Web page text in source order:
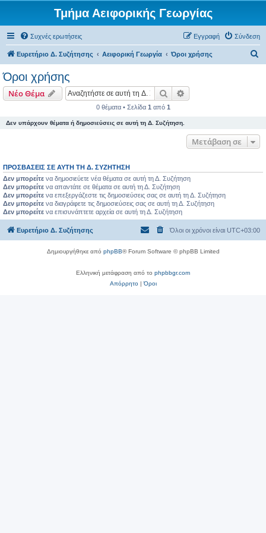
Τμήμα Αειφορικής Γεωργίας
Συχνές ερωτήσεις Σύνδεση
Εγγραφή
Ευρετήριο Δ. Συζήτησης Αειφορική Γεωργία Όροι χρήσης
Όροι χρήσης
Νέο Θέμα Αναζήτηση
0 θέματα • Σελίδα 1 από 1
Δεν υπάρχουν θέματα ή δημοσιεύσεις σε αυτή τη Δ. Συζήτηση.
Μετάβαση σε
ΠΡΟΣΒΆΣΕΙΣ ΣΕ ΑΥΤΉ ΤΗ Δ. ΣΥΖΉΤΗΣΗ
Δεν μπορείτε να δημοσιεύετε νέα θέματα σε αυτή τη Δ. Συζήτηση
Δεν μπορείτε να απαντάτε σε θέματα σε αυτή τη Δ. Συζήτηση
Δεν μπορείτε να επεξεργάζεστε τις δημοσιεύσεις σας σε αυτή τη Δ. Συζήτηση
Δεν μπορείτε να διαγράφετε τις δημοσιεύσεις σας σε αυτή τη Δ. Συζήτηση
Δεν μπορείτε να επισυνάπτετε αρχεία σε αυτή τη Δ. Συζήτηση
Ευρετήριο Δ. Συζήτησης Όλοι οι χρόνοι είναι UTC+03:00
Δημιουργήθηκε από phpBB® Forum Software © phpBB Limited
Ελληνική μετάφραση από το phpbbgr.com
Απόρρητο|Όροι